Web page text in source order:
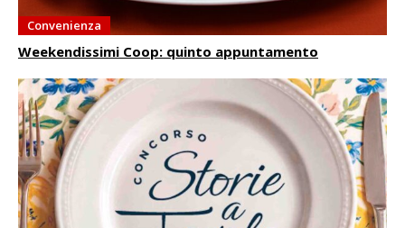
Convenienza
Weekendissimi Coop: quinto appuntamento